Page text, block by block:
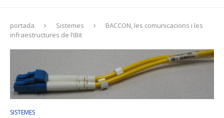
portada Sistemes
BACCON, les comunicacions i les
infraestructures de l’iBit
SISTEMES